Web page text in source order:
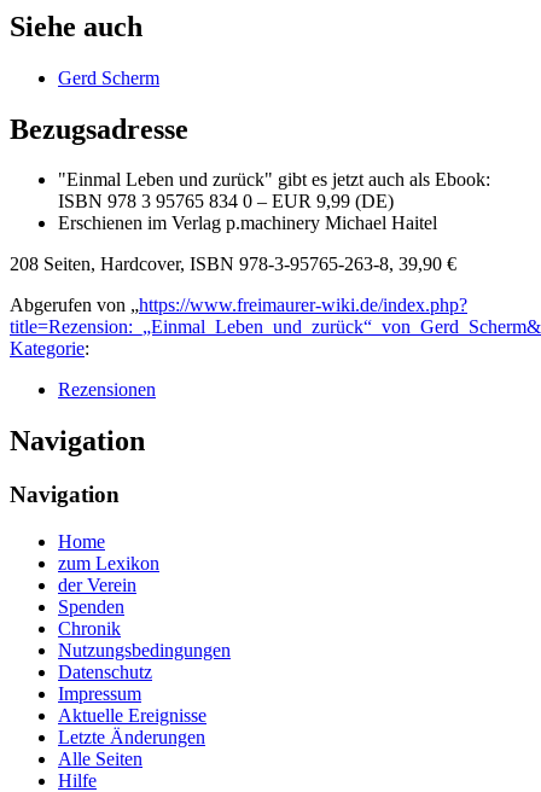
Siehe auch
Gerd Scherm
Bezugsadresse
"Einmal Leben und zurück" gibt es jetzt auch als Ebook:
ISBN 978 3 95765 834 0 – EUR 9,99 (DE)
Erschienen im Verlag p.machinery Michael Haitel
208 Seiten, Hardcover, ISBN 978-3-95765-263-8, 39,90 €
Abgerufen von „https://www.freimaurer-wiki.de/index.php?
Kategorie:
Rezensionen
Navigation
Navigation
Home
zum Lexikon
der Verein
Spenden
Chronik
Nutzungsbedingungen
Datenschutz
Impressum
Aktuelle Ereignisse
Letzte Änderungen
Alle Seiten
Hilfe